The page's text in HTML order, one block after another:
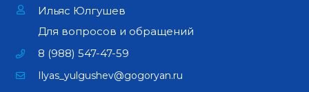
Ильяс Юлгушев
Для вопросов и обращений
8 (988) 547-47-59
Ilyas_yulgushev@gogoryan.ru